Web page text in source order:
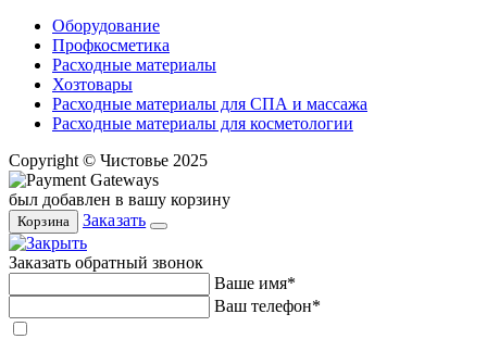
Оборудование
Профкосметика
Расходные материалы
Хозтовары
Расходные материалы для СПА и массажа
Расходные материалы для косметологии
Copyright © Чистовье 2025
был добавлен в вашу корзину
Корзина Заказать
Заказать обратный звонок
Ваше имя*
Ваш телефон*